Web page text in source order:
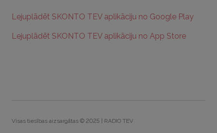
Lejuplādēt SKONTO TEV aplikāciju no Google Play
Lejuplādēt SKONTO TEV aplikāciju no App Store
Visas tiesības aizsargātas © 2025 | RADIO TEV